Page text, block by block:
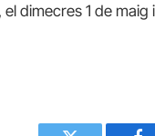
dimecres 1 de maig